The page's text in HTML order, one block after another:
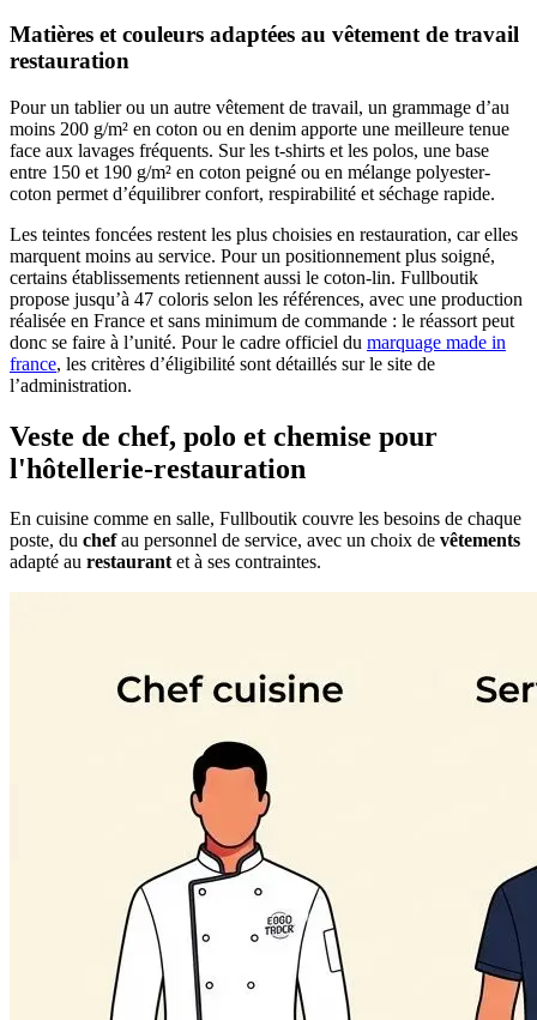
Matières et couleurs adaptées au vêtement de travail
restauration
Pour un tablier ou un autre vêtement de travail, un grammage d’au
moins 200 g/m² en coton ou en denim apporte une meilleure tenue
face aux lavages fréquents. Sur les t-shirts et les polos, une base
entre 150 et 190 g/m² en coton peigné ou en mélange polyester-
coton permet d’équilibrer confort, respirabilité et séchage rapide.
Les teintes foncées restent les plus choisies en restauration, car elles
marquent moins au service. Pour un positionnement plus soigné,
certains établissements retiennent aussi le coton-lin. Fullboutik
propose jusqu’à 47 coloris selon les références, avec une production
réalisée en France et sans minimum de commande : le réassort peut
donc se faire à l’unité. Pour le cadre officiel du marquage made in
france, les critères d’éligibilité sont détaillés sur le site de
l’administration.
Veste de chef, polo et chemise pour
l'hôtellerie-restauration
En cuisine comme en salle, Fullboutik couvre les besoins de chaque
poste, du chefau personnel de service, avec un choix de vêtements
adapté au restaurantet à ses contraintes.